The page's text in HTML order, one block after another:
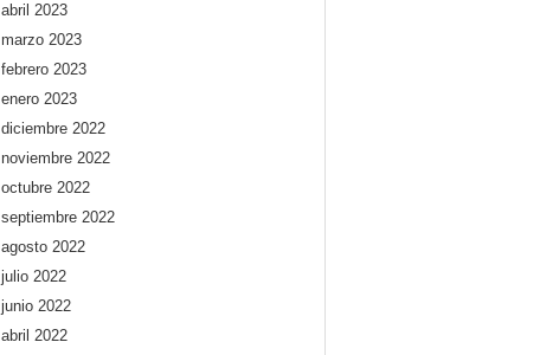
abril 2023
marzo 2023
febrero 2023
enero 2023
diciembre 2022
noviembre 2022
octubre 2022
septiembre 2022
agosto 2022
julio 2022
junio 2022
abril 2022